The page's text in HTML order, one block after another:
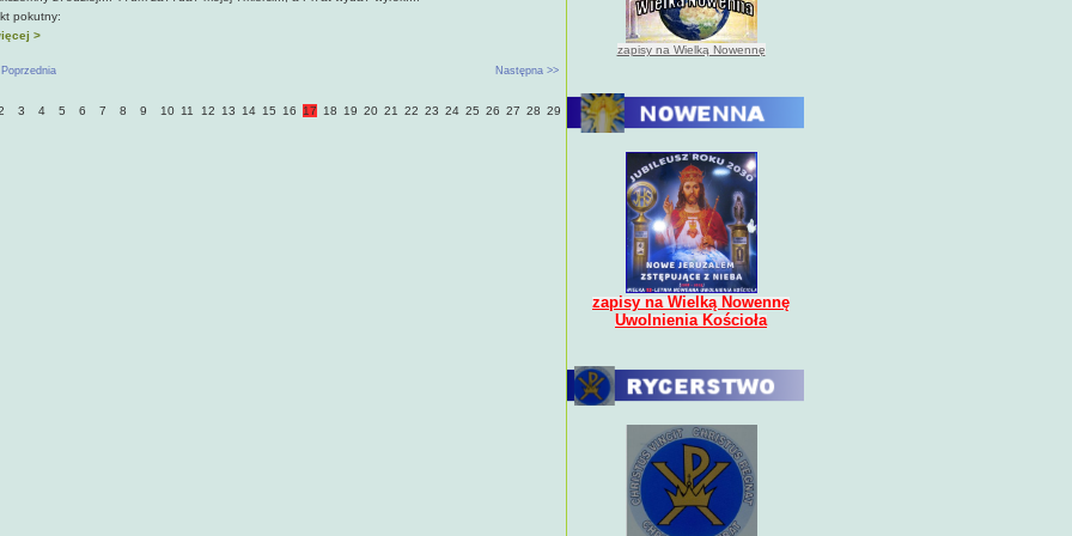
pokutny:
>
Następna >>
3 4 5 6 7 8 9 10 11 12 13 14 15 16 17 18 19 20 21 22 23 24 25 26 27 28 29
zapisy na Wielką Nowennę
zapisy na Wielką Nowennę
Uwolnienia Kościoła